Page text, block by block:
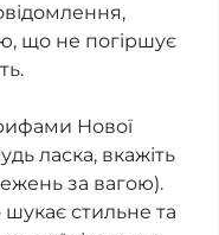
що не погіршує
Нової
ласка, вкажіть
за вагою).
стильне та